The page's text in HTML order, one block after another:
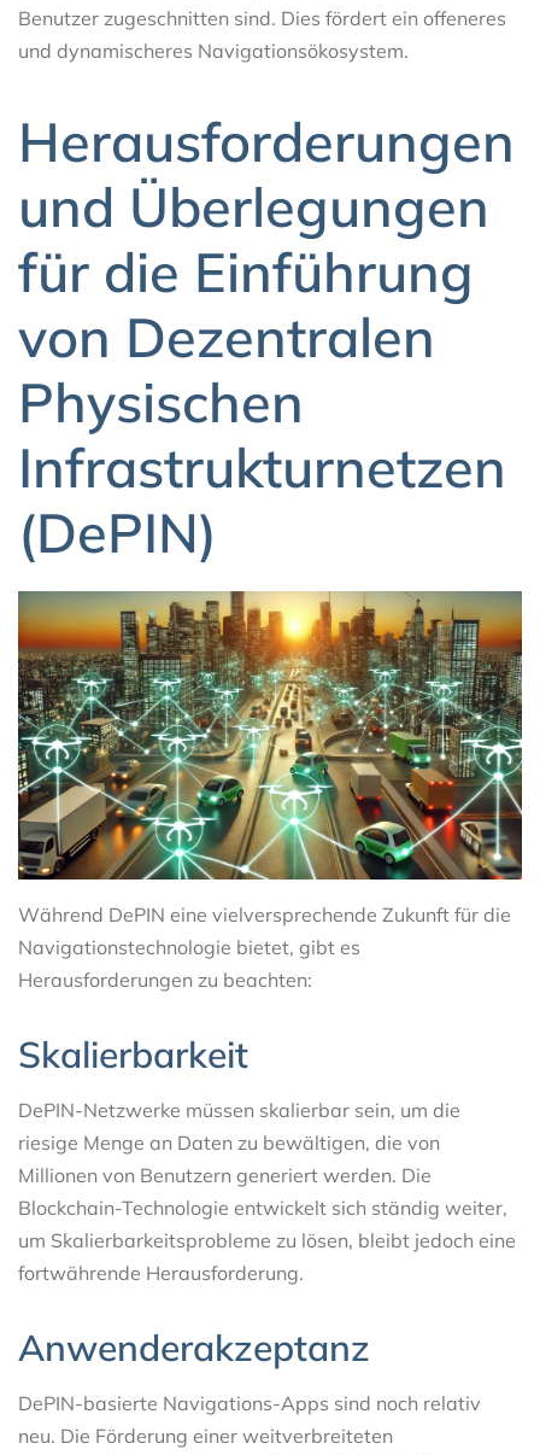
Benutzer zugeschnitten sind. Dies fördert ein offeneres
und dynamischeres Navigationsökosystem.
Herausforderungen
und Überlegungen
für die Einführung
von Dezentralen
Physischen
Infrastrukturnetzen
(DePIN)
Während DePIN eine vielversprechende Zukunft für die
Navigationstechnologie bietet, gibt es
Herausforderungen zu beachten:
Skalierbarkeit
DePIN-Netzwerke müssen skalierbar sein, um die
riesige Menge an Daten zu bewältigen, die von
Millionen von Benutzern generiert werden. Die
Blockchain-Technologie entwickelt sich ständig weiter,
um Skalierbarkeitsprobleme zu lösen, bleibt jedoch eine
fortwährende Herausforderung.
Anwenderakzeptanz
DePIN-basierte Navigations-Apps sind noch relativ
neu. Die Förderung einer weitverbreiteten